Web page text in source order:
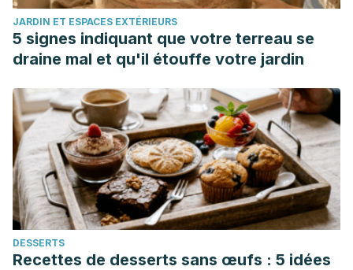
JARDIN ET ESPACES EXTÉRIEURS
5 signes indiquant que votre terreau se
draine mal et qu'il étouffe votre jardin
DESSERTS
Recettes de desserts sans œufs : 5 idées